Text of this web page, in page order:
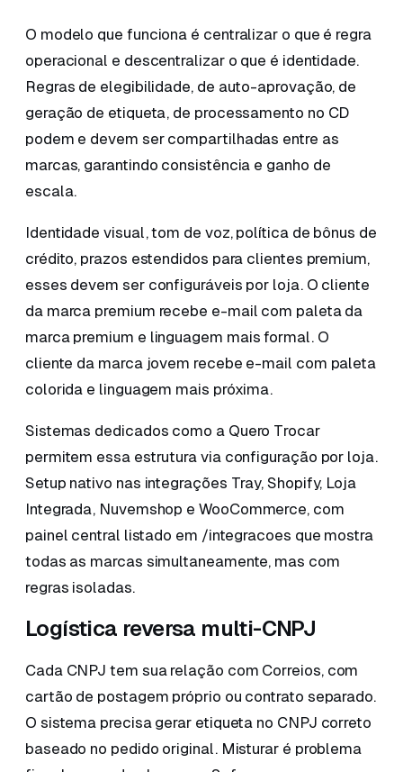
O modelo que funciona é centralizar o que é regra
operacional e descentralizar o que é identidade.
Regras de elegibilidade, de auto-aprovação, de
geração de etiqueta, de processamento no CD
podem e devem ser compartilhadas entre as
marcas, garantindo consistência e ganho de
escala.
Identidade visual, tom de voz, política de bônus de
crédito, prazos estendidos para clientes premium,
esses devem ser configuráveis por loja. O cliente
da marca premium recebe e-mail com paleta da
marca premium e linguagem mais formal. O
cliente da marca jovem recebe e-mail com paleta
colorida e linguagem mais próxima.
Sistemas dedicados como a Quero Trocar
permitem essa estrutura via configuração por loja.
Setup nativo nas integrações Tray, Shopify, Loja
Integrada, Nuvemshop e WooCommerce, com
painel central listado em /integracoes que mostra
todas as marcas simultaneamente, mas com
regras isoladas.
Logística reversa multi-CNPJ
Cada CNPJ tem sua relação com Correios, com
cartão de postagem próprio ou contrato separado.
O sistema precisa gerar etiqueta no CNPJ correto
baseado no pedido original. Misturar é problema